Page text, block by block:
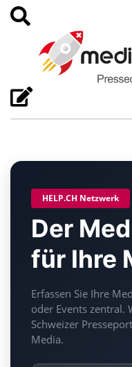
HELP.CH Netzwerk
Der
für Ihre
Erfassen Sie Ihre
oder Events zentral.
Schweizer
Media.